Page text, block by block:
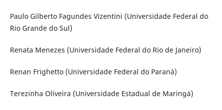
Paulo Gilberto Fagundes Vizentini (Universidade Federal do
Rio Grande do Sul)
Renata Menezes (Universidade Federal do Rio de Janeiro)
Renan Frighetto (Universidade Federal do Paraná)
Terezinha Oliveira (Universidade Estadual de Maringá)